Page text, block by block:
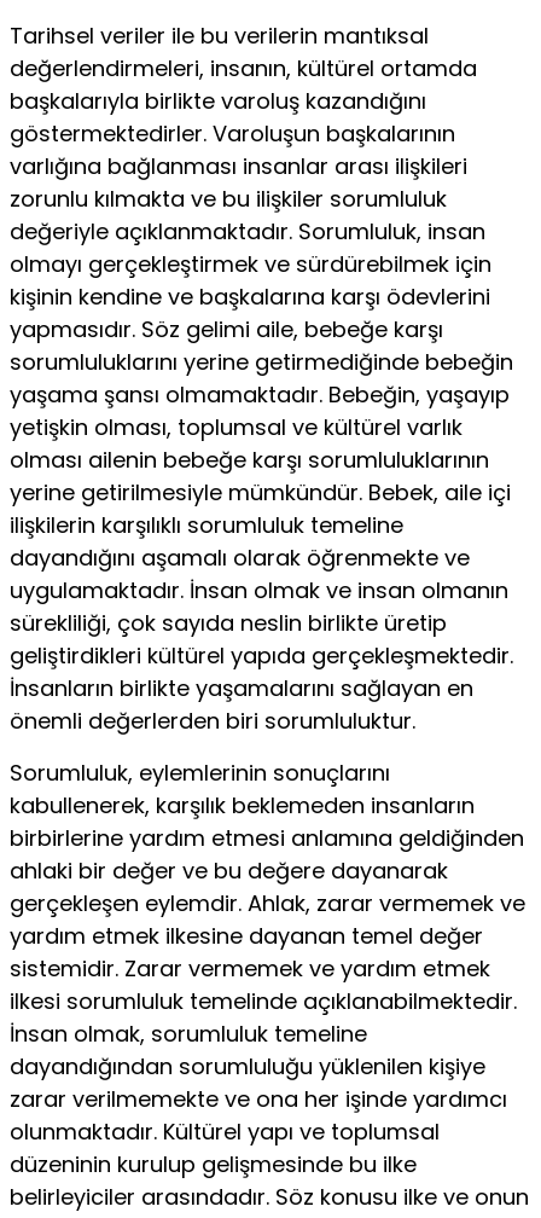
Tarihsel veriler ile bu verilerin mantıksal
değerlendirmeleri, insanın, kültürel ortamda
başkalarıyla birlikte varoluş kazandığını
göstermektedirler. Varoluşun başkalarının
varlığına bağlanması insanlar arası ilişkileri
zorunlu kılmakta ve bu ilişkiler sorumluluk
değeriyle açıklanmaktadır. Sorumluluk, insan
olmayı gerçekleştirmek ve sürdürebilmek için
kişinin kendine ve başkalarına karşı ödevlerini
yapmasıdır. Söz gelimi aile, bebeğe karşı
sorumluluklarını yerine getirmediğinde bebeğin
yaşama şansı olmamaktadır. Bebeğin, yaşayıp
yetişkin olması, toplumsal ve kültürel varlık
olması ailenin bebeğe karşı sorumluluklarının
yerine getirilmesiyle mümkündür. Bebek, aile içi
ilişkilerin karşılıklı sorumluluk temeline
dayandığını aşamalı olarak öğrenmekte ve
uygulamaktadır. İnsan olmak ve insan olmanın
sürekliliği, çok sayıda neslin birlikte üretip
geliştirdikleri kültürel yapıda gerçekleşmektedir.
İnsanların birlikte yaşamalarını sağlayan en
önemli değerlerden biri sorumluluktur.
Sorumluluk, eylemlerinin sonuçlarını
kabullenerek, karşılık beklemeden insanların
birbirlerine yardım etmesi anlamına geldiğinden
ahlaki bir değer ve bu değere dayanarak
gerçekleşen eylemdir. Ahlak, zarar vermemek ve
yardım etmek ilkesine dayanan temel değer
sistemidir. Zarar vermemek ve yardım etmek
ilkesi sorumluluk temelinde açıklanabilmektedir.
İnsan olmak, sorumluluk temeline
dayandığından sorumluluğu yüklenilen kişiye
zarar verilmemekte ve ona her işinde yardımcı
olunmaktadır. Kültürel yapı ve toplumsal
düzeninin kurulup gelişmesinde bu ilke
belirleyiciler arasındadır. Söz konusu ilke ve onun